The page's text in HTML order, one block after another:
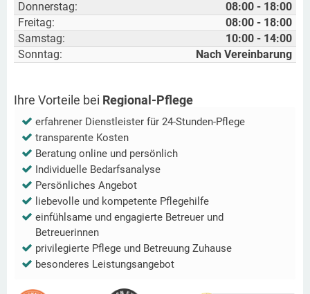
Donnerstag:
08:00 - 18:00
Freitag:
08:00 - 18:00
Samstag:
10:00 - 14:00
Sonntag:
Nach Vereinbarung
Ihre Vorteile bei Regional-Pflege
erfahrener Dienstleister für 24-Stunden-Pflege
transparente Kosten
Beratung online und persönlich
Individuelle Bedarfsanalyse
Persönliches Angebot
liebevolle und kompetente Pflegehilfe
einfühlsame und engagierte Betreuer und
Betreuerinnen
privilegierte Pflege und Betreuung Zuhause
besonderes Leistungsangebot